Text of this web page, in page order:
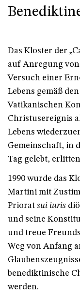
Das Kloster der
auf Anregung
Versuch einer
Lebens gemäß
Vatikanischen
Christusereignis
Lebens
Gemeinschaft, in
Tag gelebt,
1990 wurde das
Martini mit
Priorat sui iuris
und seine
und treue
Weg von Anfang
benediktinische
werden.